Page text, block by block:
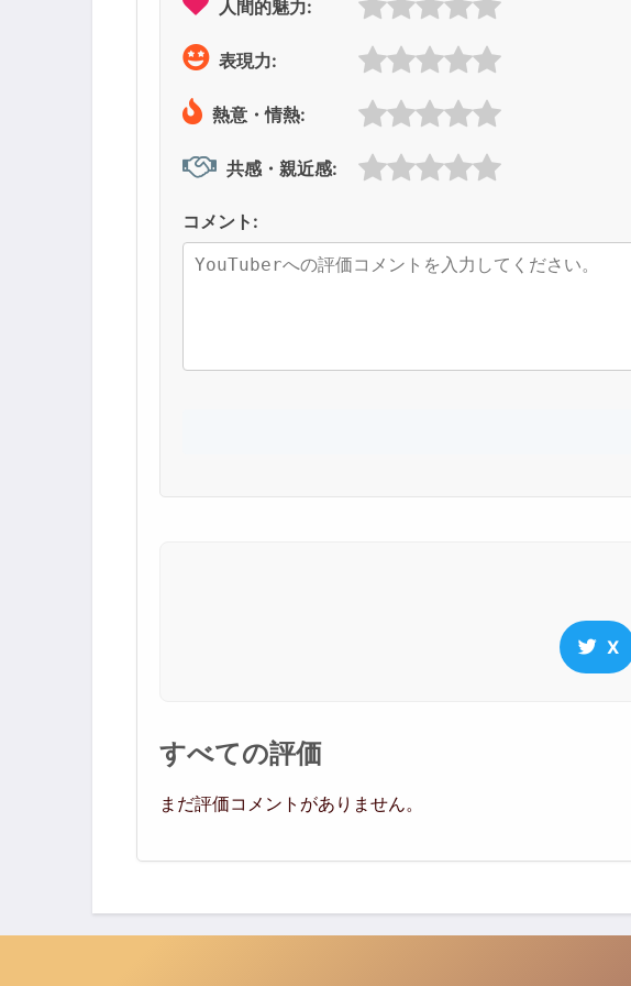
人間的魅力:
表現力:
熱意・情熱:
共感・親近感:
コメント:
X
すべての評価
まだ評価コメントがありません。